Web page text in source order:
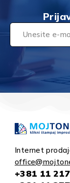
Internet
+381 11